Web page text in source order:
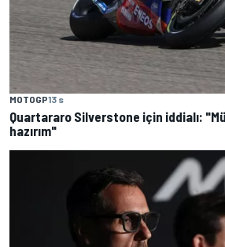
MOTOGP13 s
Quartararo Silverstone için iddialı:
hazırım"